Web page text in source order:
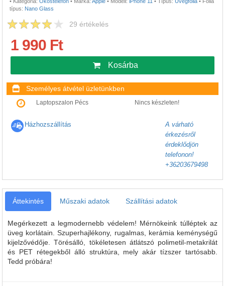
típus: Nano Glass
29 értékelés
1 990 Ft
Kosárba
Személyes átvétel üzletünkben
Laptopszalon Pécs Nincs készleten!
Házhozszállítás
A várható
érkezésről
érdeklődjön
telefonon!
+36203679498
Áttekintés Műszaki adatok Szállítási adatok
Megérkezett a legmodernebb védelem! Mérnökeink túlléptek az
üveg korlátain. Szuperhajlékony, rugalmas, kerámia keménységű
kijelzővédője. Törésálló, tökéletesen átlátszó polimetil-metakrilát
és PET rétegekből álló struktúra, mely akár tízszer tartósabb.
Tedd próbára!